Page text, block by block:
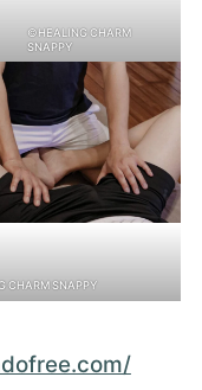
©HEALING CHARM
SNAPPY
CHARM SNAPPY